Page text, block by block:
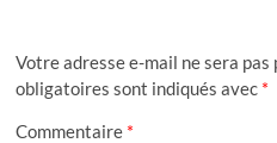
Votre adresse e-mail ne sera pas
obligatoires sont indiqués avec *
Commentaire *